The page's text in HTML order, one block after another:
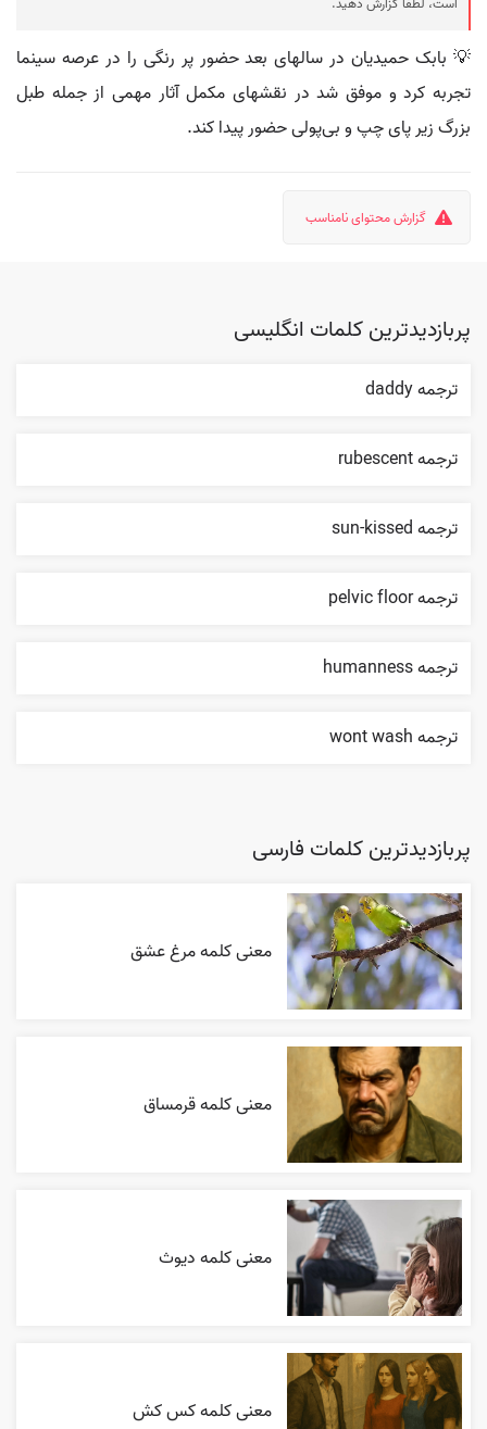
💡 بابک حمیدیان در سالهای بعد حضور پر رنگی را در عرصه سینما
تجربه کرد و موفق شد در نقشهای مکمل آثار مهمی از جمله طبل
بزرگ زیر پای چپ و بی‌پولی حضور پیدا کند.
گزارش محتوای نامناسب
پربازدیدترین کلمات انگلیسی
ترجمه daddy
ترجمه rubescent
ترجمه sun-kissed
ترجمه pelvic floor
ترجمه humanness
ترجمه wont wash
پربازدیدترین کلمات فارسی
معنی کلمه مرغ عشق
معنی کلمه قرمساق
معنی کلمه دیوث
معنی کلمه کس کش